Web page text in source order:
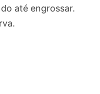
até engrossar.